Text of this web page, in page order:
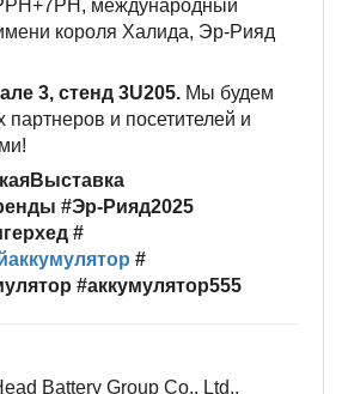
международный
короля Халида, Эр-Рияд
3, стенд 3U205. Мы будем
партнеров и посетителей и
#Эр-Рияд2025
#
#
#аккумулятор555
Battery Group Co., Ltd.,